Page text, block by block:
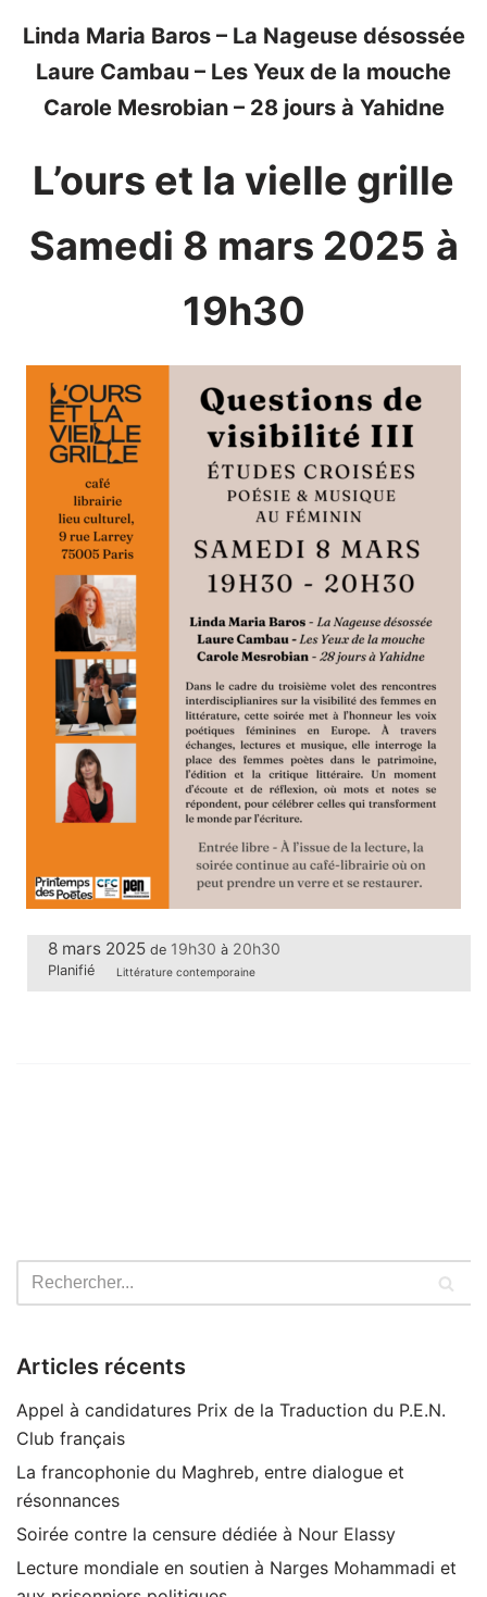
Linda Maria Baros – La Nageuse désossée
Laure Cambau – Les Yeux de la mouche
Carole Mesrobian – 28 jours à Yahidne
L’ours et la vielle grille
Samedi 8 mars 2025 à
19h30
8 mars 2025 de 19h30 à 20h30
Planifié Littérature contemporaine
Articles récents
Appel à candidatures Prix de la Traduction du P.E.N.
Club français
La francophonie du Maghreb, entre dialogue et
résonnances
Soirée contre la censure dédiée à Nour Elassy
Lecture mondiale en soutien à Narges Mohammadi et